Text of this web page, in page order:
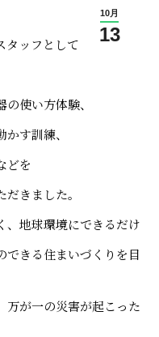
10月
13
タッフとして
使い方体験、
す訓練、
どを
きました。
、地球環境にできるだけ
できる住まいづくりを目
万が一の災害が起こった